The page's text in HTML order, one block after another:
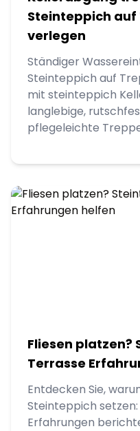
Steinteppich auf
verlegen
Ständiger
Steinteppich auf
mit steinteppich
langlebige,
pflegeleichte
Fliesen platzen?
Terrasse
Entdecken Sie,
Steinteppich
Erfahrungen